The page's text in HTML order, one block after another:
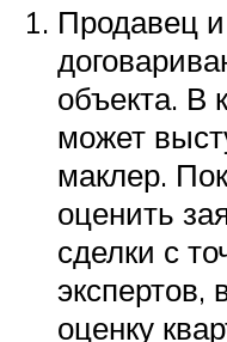
Продавец
объекта. В
может
маклер.
оценить
сделки с
экспертов,
оценку